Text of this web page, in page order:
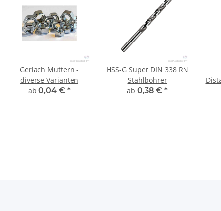
Gerlach Muttern -
diverse Varianten
ab 0,04 € *
HSS-G Super DIN 338 RN
Stahlbohrer
ab 0,38 € *